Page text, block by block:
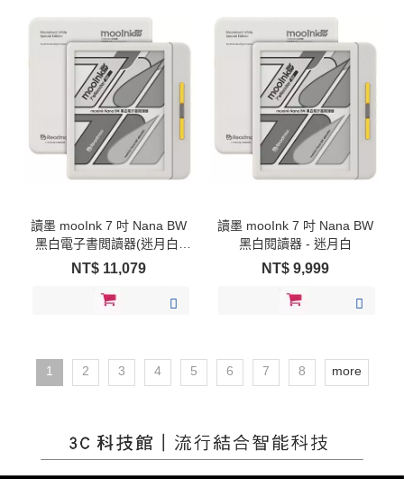
讀墨 mooInk 7 吋 Nana BW
黑白電子書閲讀器(迷月白)
+磁感應保護殼套組
NT$ 11,079
讀墨 mooInk 7 吋 Nana BW
黑白閱讀器 - 迷月白
NT$ 9,999
1 2 3 4 5 6 7 8 more